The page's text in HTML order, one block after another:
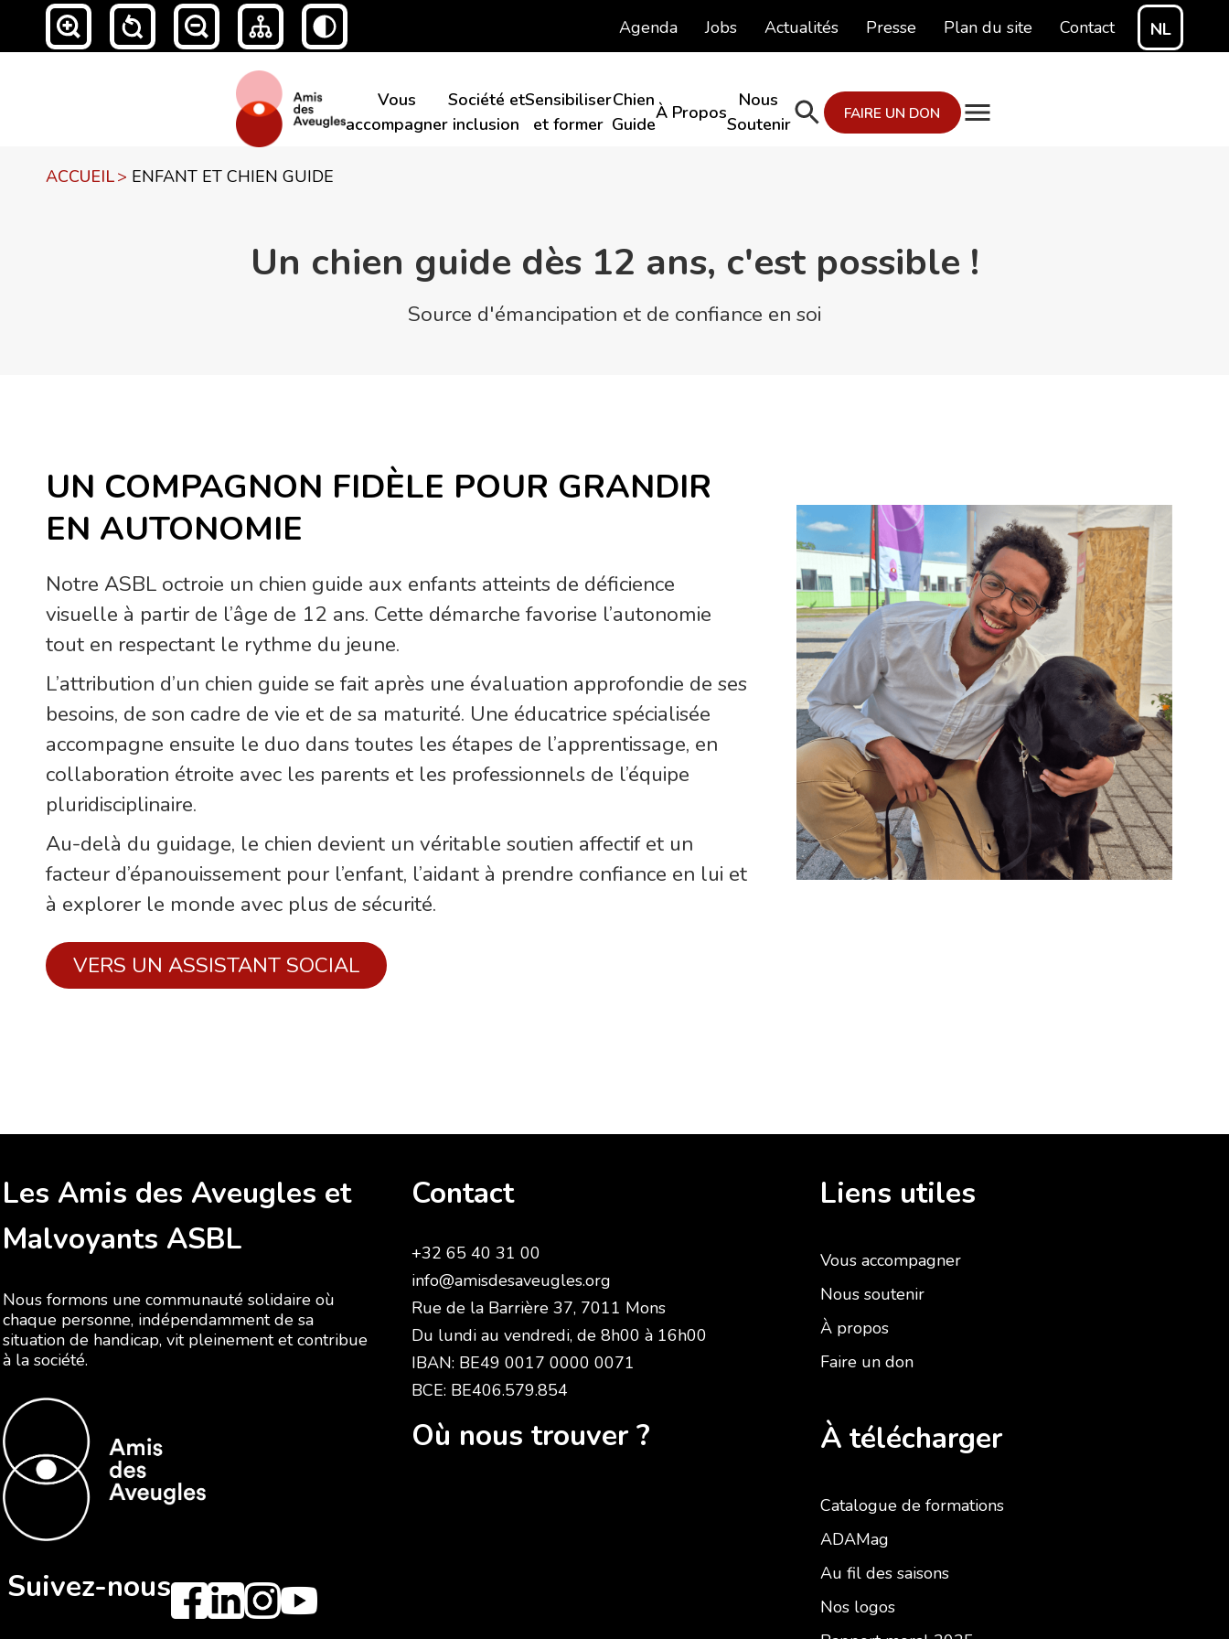
Agenda Jobs Actualités Presse Plan du site Contact NL
Vous
accompagner​
Société et
inclusion​
Sensibiliser
et former
Chien
Guide​
À Propos​
Nous
Soutenir​
FAIRE UN DON
ACCUEIL> ENFANT ET CHIEN GUIDE
Un chien guide dès 12 ans, c'est possible !
Source d'émancipation et de confiance en soi
UN COMPAGNON FIDÈLE POUR GRANDIR
EN AUTONOMIE
Notre ASBL octroie un chien guide aux enfants atteints de déficience
visuelle à partir de l’âge de 12 ans. Cette démarche favorise l’autonomie
tout en respectant le rythme du jeune.
L’attribution d’un chien guide se fait après une évaluation approfondie de ses
besoins, de son cadre de vie et de sa maturité. Une éducatrice spécialisée
accompagne ensuite le duo dans toutes les étapes de l’apprentissage, en
collaboration étroite avec les parents et les professionnels de l’équipe
pluridisciplinaire.
Au-delà du guidage, le chien devient un véritable soutien affectif et un
facteur d’épanouissement pour l’enfant, l’aidant à prendre confiance en lui et
à explorer le monde avec plus de sécurité.
VERS UN ASSISTANT SOCIAL
Les Amis des Aveugles et
Malvoyants ASBL
Nous formons une communauté solidaire où
chaque personne, indépendamment de sa
situation de handicap, vit pleinement et contribue
à la société.
Suivez-nous
Contact
+32 65 40 31 00
info@amisdesaveugles.org
Rue de la Barrière 37, 7011 Mons
Du lundi au vendredi, de 8h00 à 16h00
IBAN: BE49 0017 0000 0071
BCE: BE406.579.854
Où nous trouver ?
Liens utiles
Vous accompagner
Nous soutenir
À propos
Faire un don
À télécharger
Catalogue de formations
ADAMag
Au fil des saisons
Nos logos